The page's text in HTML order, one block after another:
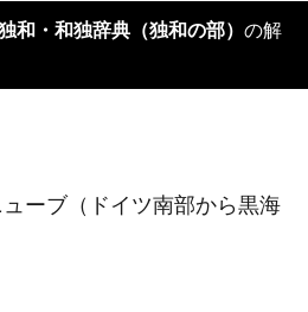
和・和独辞典（独和の部） の解
ューブ（ドイツ南部から黒海